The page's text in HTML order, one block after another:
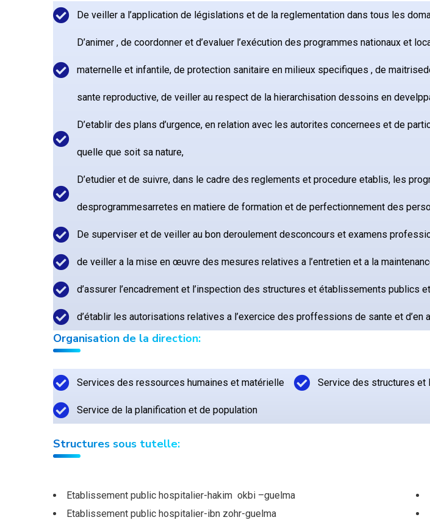
De veiller a l’application de législations et de la reglementation dans tous les
D’animer , de coordonner et d’evaluer l’exécution des programmes nationaux et
maternelle et infantile, de protection sanitaire en milieux specifiques , de
sante reproductive, de veiller au respect de la hierarchisation dessoins en
D’etablir des plans d’urgence, en relation avec les autorites concernees et de
quelle que soit sa nature,
D’etudier et de suivre, dans le cadre des reglements et procedure etablis, les
desprogrammesarretes en matiere de formation et de perfectionnement des
De superviser et de veiller au bon deroulement desconcours et examens
de veiller a la mise en œuvre des mesures relatives a l’entretien et a la
d’assurer l’encadrement et l’inspection des structures et établissements publics
d’établir les autorisations relatives a l’exercice des proffessions de sante et d’en
Organisation de la direction:
Services des ressources humaines et matérielle Service des structures et
Service de la planification et de population
Structures sous tutelle:
Etablissement public hospitalier-hakim okbi –guelma
Etablissement public hospitalier-ibn zohr-guelma